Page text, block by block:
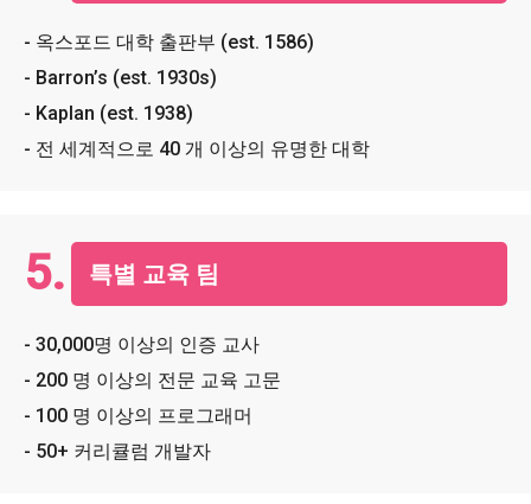
- 옥스포드 대학 출판부 (est. 1586)
- Barron’s (est. 1930s)
- Kaplan (est. 1938)
- 전 세계적으로 40 개 이상의 유명한 대학
5. 특별 교육 팀
- 30,000명 이상의 인증 교사
- 200 명 이상의 전문 교육 고문
- 100 명 이상의 프로그래머
- 50+ 커리큘럼 개발자